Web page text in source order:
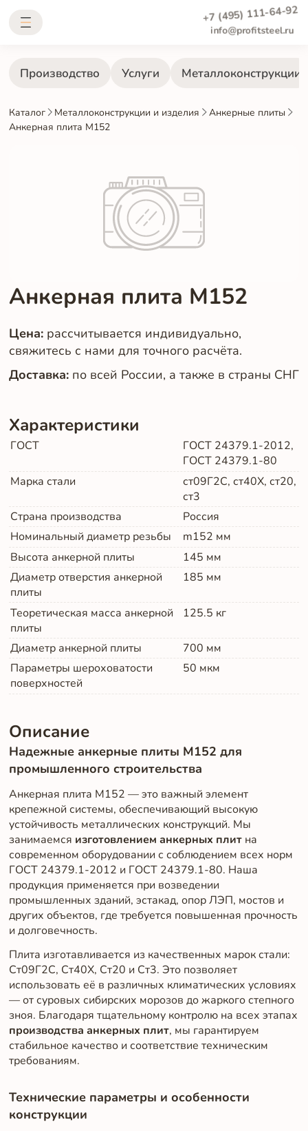
+7 (495) 111-64-92
info@profitsteel.ru
Производство Услуги Металлоконструкции
Каталог Металлоконструкции и изделия
Анкерные плиты
Анкерная плита М152
Анкерная плита М152
Цена: рассчитывается индивидуально,
свяжитесь с нами для точного расчёта.
Доставка: по всей России, а также в страны СНГ
Характеристики
ГОСТ
ГОСТ 24379.1-2012,
ГОСТ 24379.1-80
Марка стали
ст09Г2С, ст40Х, ст20,
ст3
Страна производства
Россия
Номинальный диаметр резьбы
m152 мм
Высота анкерной плиты
145 мм
Диаметр отверстия анкерной
плиты
185 мм
Теоретическая масса анкерной
плиты
125.5 кг
Диаметр анкерной плиты 700 мм
Параметры шероховатости
поверхностей
50 мкм
Описание
Надежные анкерные плиты М152 для
промышленного строительства
Анкерная плита М152 — это важный элемент
крепежной системы, обеспечивающий высокую
устойчивость металлических конструкций. Мы
занимаемся изготовлением анкерных плитна
современном оборудовании с соблюдением всех норм
ГОСТ 24379.1-2012 и ГОСТ 24379.1-80. Наша
продукция применяется при возведении
промышленных зданий, эстакад, опор ЛЭП, мостов и
других объектов, где требуется повышенная прочность
и долговечность.
Плита изготавливается из качественных марок стали:
Ст09Г2С, Ст40Х, Ст20 и Ст3. Это позволяет
использовать её в различных климатических условиях
— от суровых сибирских морозов до жаркого степного
зноя. Благодаря тщательному контролю на всех этапах
производства анкерных плит, мы гарантируем
стабильное качество и соответствие техническим
требованиям.
Технические параметры и особенности
конструкции